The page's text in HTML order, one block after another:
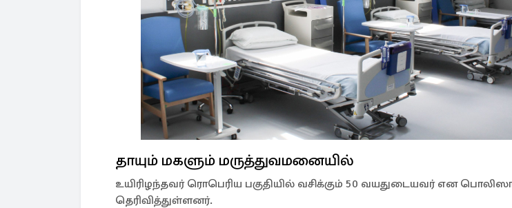
தாயும் மகளும் மருத்துவமனையில்
உயிரிழந்தவர் ரொபெரிய பகுதியில் வசிக்கும் 50 வயதுடையவர் என
தெரிவித்துள்ளனர்.